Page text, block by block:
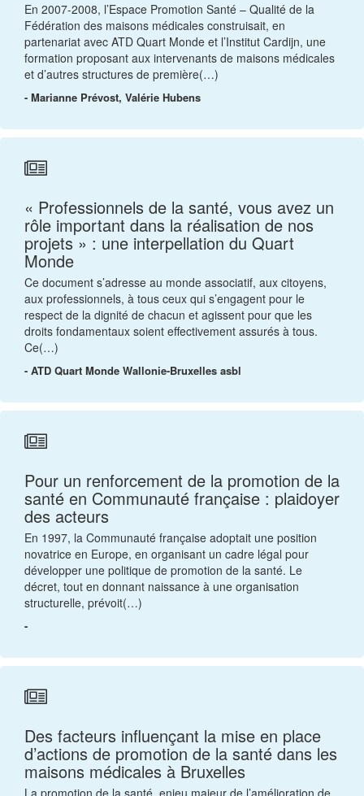
En 2007-2008, l’Espace Promotion Santé – Qualité de la
Fédération des maisons médicales construisait, en
partenariat avec ATD Quart Monde et l’Institut Cardijn, une
formation proposant aux intervenants de maisons médicales
et d’autres structures de première(…)
- Marianne Prévost, Valérie Hubens
« Professionnels de la santé, vous avez un
rôle important dans la réalisation de nos
projets » : une interpellation du Quart
Monde
Ce document s’adresse au monde associatif, aux citoyens,
aux professionnels, à tous ceux qui s’engagent pour le
respect de la dignité de chacun et agissent pour que les
droits fondamentaux soient effectivement assurés à tous.
Ce(…)
- ATD Quart Monde Wallonie-Bruxelles asbl
Pour un renforcement de la promotion de la
santé en Communauté française : plaidoyer
des acteurs
En 1997, la Communauté française adoptait une position
novatrice en Europe, en organisant un cadre légal pour
développer une politique de promotion de la santé. Le
décret, tout en donnant naissance à une organisation
structurelle, prévoit(…)
-
Des facteurs influençant la mise en place
d’actions de promotion de la santé dans les
maisons médicales à Bruxelles
La promotion de la santé, enjeu majeur de l’amélioration de